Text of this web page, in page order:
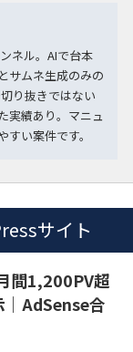
ネル。AIで台本
サムネ生成のみの
り抜きではない
実績あり。マニュ
い案件です。
サイト
間1,200PV超
AdSense合